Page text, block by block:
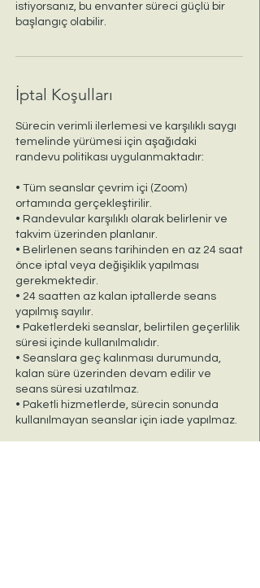
istiyorsanız, bu envanter süreci güçlü bir
başlangıç olabilir.
İptal Koşulları
Sürecin verimli ilerlemesi ve karşılıklı saygı
temelinde yürümesi için aşağıdaki
randevu politikası uygulanmaktadır:
• Tüm seanslar çevrim içi (Zoom)
ortamında gerçekleştirilir.
• Randevular karşılıklı olarak belirlenir ve
takvim üzerinden planlanır.
• Belirlenen seans tarihinden en az 24 saat
önce iptal veya değişiklik yapılması
gerekmektedir.
• 24 saatten az kalan iptallerde seans
yapılmış sayılır.
• Paketlerdeki seanslar, belirtilen geçerlilik
süresi içinde kullanılmalıdır.
• Seanslara geç kalınması durumunda,
kalan süre üzerinden devam edilir ve
seans süresi uzatılmaz.
• Paketli hizmetlerde, sürecin sonunda
kullanılmayan seanslar için iade yapılmaz.